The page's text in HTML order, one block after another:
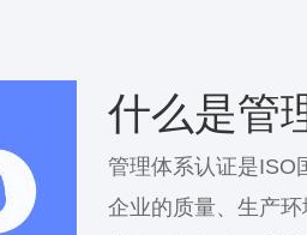
什么是管
管理体系认证是ISO
企业的质量、生产